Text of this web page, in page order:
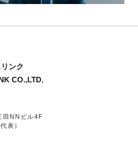
ンク
CO.,LTD.
NNビル4F
代表）